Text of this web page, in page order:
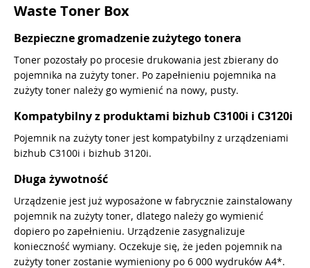
Waste Toner Box
Bezpieczne gromadzenie zużytego tonera
Toner pozostały po procesie drukowania jest zbierany do
pojemnika na zużyty toner. Po zapełnieniu pojemnika na
zużyty toner należy go wymienić na nowy, pusty.
Kompatybilny z produktami bizhub C3100i i C3120i
Pojemnik na zużyty toner jest kompatybilny z urządzeniami
bizhub C3100i i bizhub 3120i.
Długa żywotność
Urządzenie jest już wyposażone w fabrycznie zainstalowany
pojemnik na zużyty toner, dlatego należy go wymienić
dopiero po zapełnieniu. Urządzenie zasygnalizuje
konieczność wymiany. Oczekuje się, że jeden pojemnik na
zużyty toner zostanie wymieniony po 6 000 wydruków A4*.